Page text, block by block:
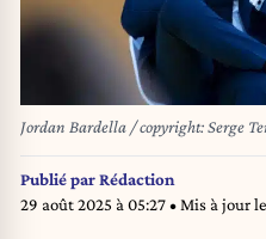
Jordan Bardella / copyright: Serge
Publié parRédaction
29 août 2025 à 05:27• Mis à jour le